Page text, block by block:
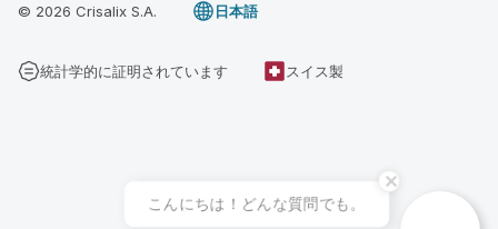
© 2026 Crisalix S.A. 日本語
統計学的に証明されています スイス製
こんにちは！どんな質問でも。